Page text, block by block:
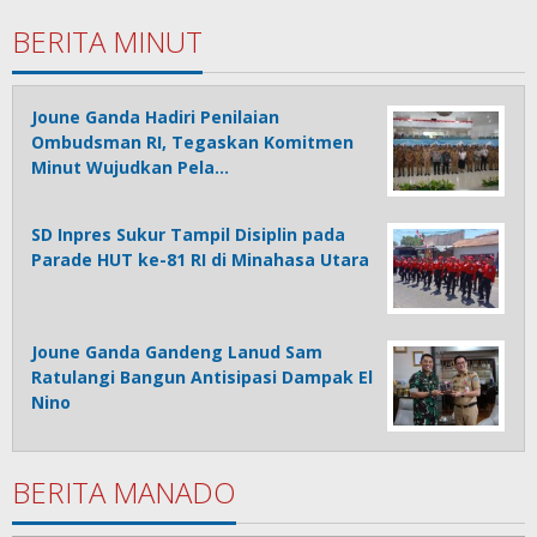
BERITA MINUT
Joune Ganda Hadiri Penilaian
Ombudsman RI, Tegaskan Komitmen
Minut Wujudkan Pela…
SD Inpres Sukur Tampil Disiplin pada
Parade HUT ke-81 RI di Minahasa Utara
Joune Ganda Gandeng Lanud Sam
Ratulangi Bangun Antisipasi Dampak El
Nino
BERITA MANADO